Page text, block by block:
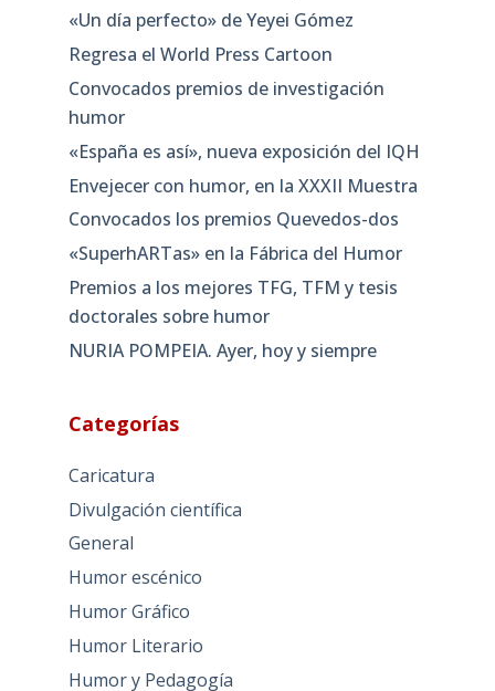
«Un día perfecto» de Yeyei Gómez
Regresa el World Press Cartoon
Convocados premios de investigación
humor
«España es así», nueva exposición del IQH
Envejecer con humor, en la XXXII Muestra
Convocados los premios Quevedos-dos
«SuperhARTas» en la Fábrica del Humor
Premios a los mejores TFG, TFM y tesis
doctorales sobre humor
NURIA POMPEIA. Ayer, hoy y siempre
Categorías
Caricatura
Divulgación científica
General
Humor escénico
Humor Gráfico
Humor Literario
Humor y Pedagogía